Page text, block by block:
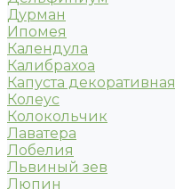
Дурман
Ипомея
Календула
Калибрахоа
Капуста декоративная
Колеус
Колокольчик
Лаватера
Лобелия
Львиный зев
Люпин